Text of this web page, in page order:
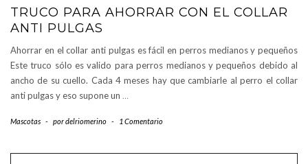
TRUCO PARA AHORRAR CON EL COLLAR
ANTI PULGAS
Ahorrar en el collar anti pulgas es fácil en perros medianos y pequeños
Este truco sólo es valido para perros medianos y pequeños debido al
ancho de su cuello. Cada 4 meses hay que cambiarle al perro el collar
anti pulgas y eso supone un …
Mascotas - pordelriomerino - 1 Comentario